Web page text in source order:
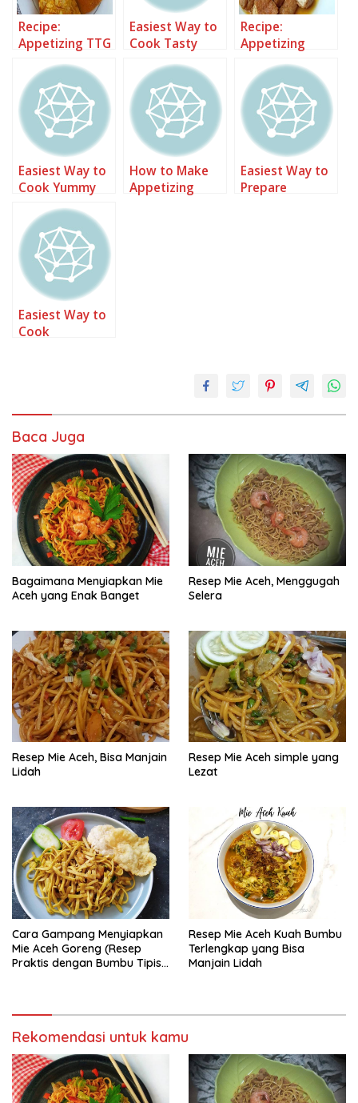
Recipe:
Appetizing TTG
(Tahu Tempe
Gremut) Kuah
Santan
Easiest Way to
Cook Tasty
Tahu Gejrot
Recipe:
Appetizing
Tahu Gejrot
Khas Cirebon
Easiest Way to
Cook Yummy
Tahu gejrot
How to Make
Appetizing
Easiest Way to
Prepare
Easiest Way to
Cook
Baca Juga
Bagaimana Menyiapkan Mie
Aceh yang Enak Banget
Resep Mie Aceh, Menggugah
Selera
Resep Mie Aceh, Bisa Manjain
Lidah
Resep Mie Aceh simple yang
Lezat
Cara Gampang Menyiapkan
Mie Aceh Goreng (Resep
Praktis dengan Bumbu Tipis),
Resep Mie Aceh Kuah Bumbu
Terlengkap yang Bisa
Manjain Lidah
Rekomendasi untuk kamu